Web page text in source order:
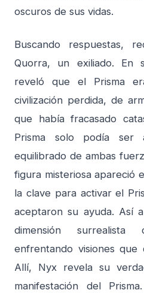
oscuros de sus vidas.
Buscando respuestas,
Quorra, un exiliado. En
reveló que el Prisma
civilización perdida, de
que había fracasado
Prisma solo podía
equilibrado de ambas
figura misteriosa apareció
la clave para activar el
aceptaron su ayuda. Así
dimensión
enfrentando visiones que
Allí, Nyx revela su
manifestación del